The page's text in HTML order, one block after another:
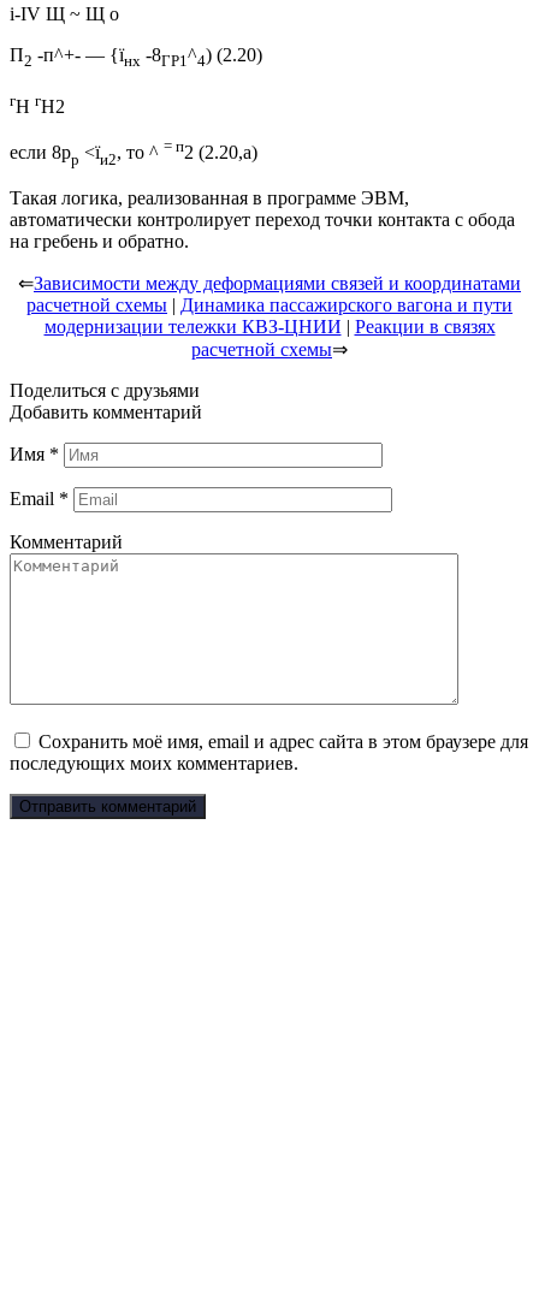
і-IV Щ ~ Щ о
П2 -п^+- — {їнх -8ГР1^4) (2.20)
гН гН2
если 8рр <їи2, то ^ = п2 (2.20,а)
Такая логика, реализованная в программе ЭВМ,
автоматически контролирует переход точки контакта с обода
на гребень и обратно.
⇐Зависимости между деформациями связей и координатами
расчетной схемы | Динамика пассажирского вагона и пути
модернизации тележки КВЗ-ЦНИИ | Реакции в связях
расчетной схемы⇒
Поделиться с друзьями
Добавить комментарий
Имя *
Email *
Комментарий
Сохранить моё имя, email и адрес сайта в этом браузере для
последующих моих комментариев.